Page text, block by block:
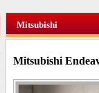
Mitsubishi
Mitsubishi